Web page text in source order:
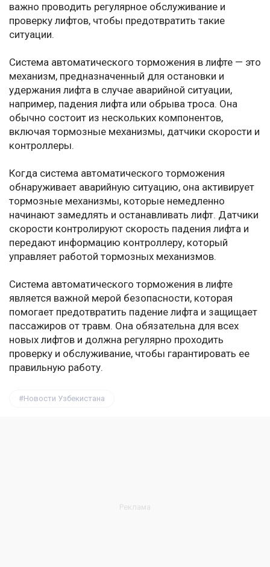
важно проводить регулярное обслуживание и
проверку лифтов, чтобы предотвратить такие
ситуации.
Система автоматического торможения в лифте — это
механизм, предназначенный для остановки и
удержания лифта в случае аварийной ситуации,
например, падения лифта или обрыва троса. Она
обычно состоит из нескольких компонентов,
включая тормозные механизмы, датчики скорости и
контроллеры.
Когда система автоматического торможения
обнаруживает аварийную ситуацию, она активирует
тормозные механизмы, которые немедленно
начинают замедлять и останавливать лифт. Датчики
скорости контролируют скорость падения лифта и
передают информацию контроллеру, который
управляет работой тормозных механизмов.
Система автоматического торможения в лифте
является важной мерой безопасности, которая
помогает предотвратить падение лифта и защищает
пассажиров от травм. Она обязательна для всех
новых лифтов и должна регулярно проходить
проверку и обслуживание, чтобы гарантировать ее
правильную работу.
Новости Узбекистана